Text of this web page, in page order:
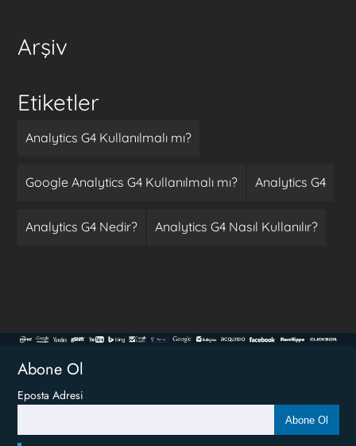
Arşiv
Etiketler
Analytics G4 Kullanılmalı mı?
Google Analytics G4 Kullanılmalı mı? Analytics G4
Analytics G4 Nedir? Analytics G4 Nasıl Kullanılır?
Abone Ol
Eposta Adresi
Abone Ol